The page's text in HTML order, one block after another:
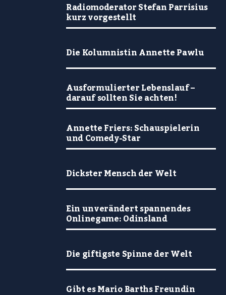
Radiomoderator Stefan Parrisius
kurz vorgestellt
Die Kolumnistin Annette Pawlu
Ausformulierter Lebenslauf –
darauf sollten Sie achten!
Annette Friers: Schauspielerin
und Comedy-Star
Dickster Mensch der Welt
Ein unverändert spannendes
Onlinegame: Odinsland
Die giftigste Spinne der Welt
Gibt es Mario Barths Freundin